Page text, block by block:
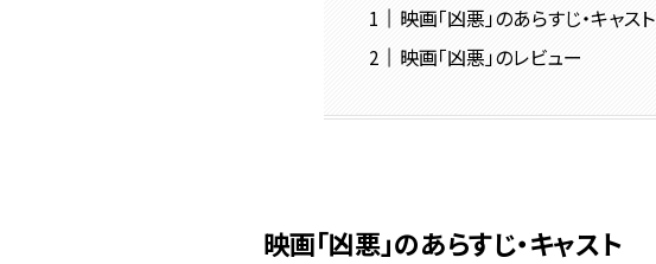
映画「凶悪」のあらすじ・キャスト
映画「凶悪」のレビュー
映画「凶悪」のあらすじ・キャスト